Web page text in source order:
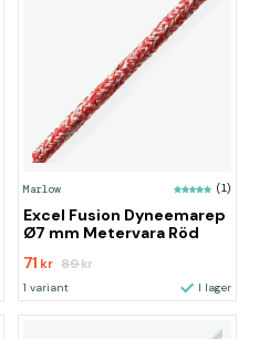
Marlow (1)
Excel Fusion Dyneemarep
Ø7 mm Metervara Röd
71 kr 89kr
1 variant I lager